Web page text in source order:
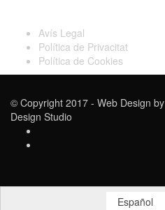
Avís Legal
Política de Privacitat
Política de Cookies
© Copyright 2017 - Web Design by
Design Studio
Español